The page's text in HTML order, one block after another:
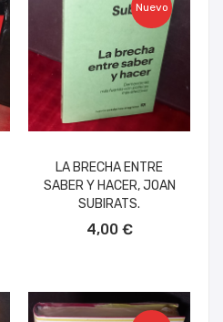
Nuevo
LA BRECHA ENTRE
SABER Y HACER, JOAN
SUBIRATS.
4,00 €